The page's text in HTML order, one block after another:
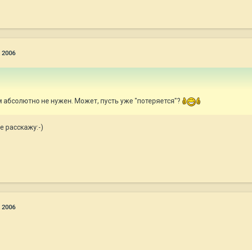
2006
не нужен. Может, пусть уже "потеряется"?
расскажу:-)
2006